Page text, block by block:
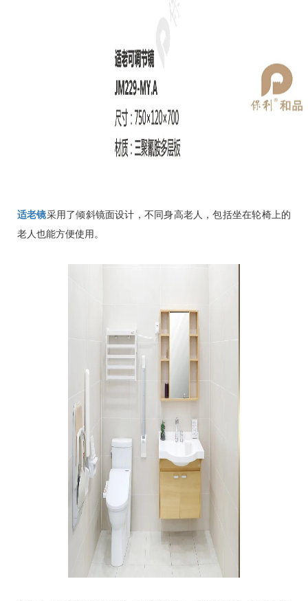
适老镜采用了倾斜镜面设计，不同身高老人，包括坐在轮椅上的
老人也能方便使用。